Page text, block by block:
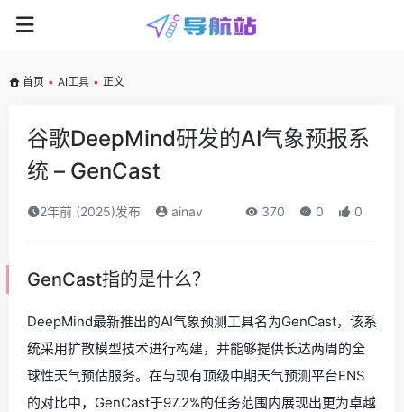
首页 • AI工具 • 正文
谷歌DeepMind研发的AI气象预报系
统 – GenCast
2年前 (2025)发布 ainav 370 0 0
GenCast指的是什么？
DeepMind最新推出的AI气象预测工具名为GenCast，该系
统采用扩散模型技术进行构建，并能够提供长达两周的全
球性天气预估服务。在与现有顶级中期天气预测平台ENS
的对比中，GenCast于97.2%的任务范围内展现出更为卓越